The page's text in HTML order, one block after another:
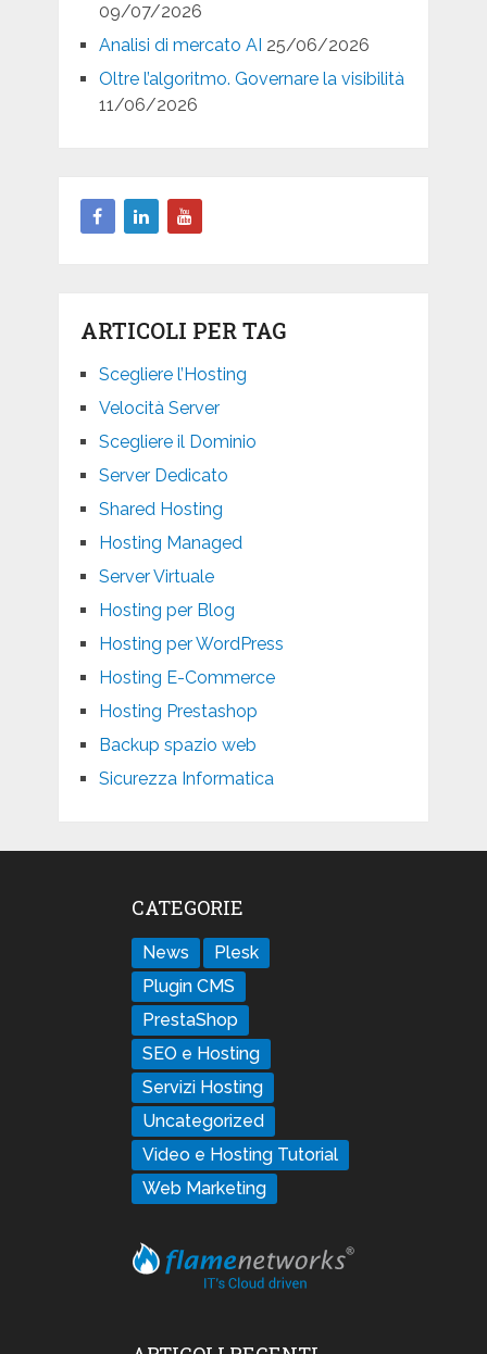
09/07/2026
Analisi di mercato AI 25/06/2026
Oltre l’algoritmo. Governare la visibilità
11/06/2026
ARTICOLI PER TAG
Scegliere l’Hosting
Velocità Server
Scegliere il Dominio
Server Dedicato
Shared Hosting
Hosting Managed
Server Virtuale
Hosting per Blog
Hosting per WordPress
Hosting E-Commerce
Hosting Prestashop
Backup spazio web
Sicurezza Informatica
CATEGORIE
News
Plesk
Plugin CMS
PrestaShop
SEO e Hosting
Servizi Hosting
Uncategorized
Video e Hosting Tutorial
Web Marketing